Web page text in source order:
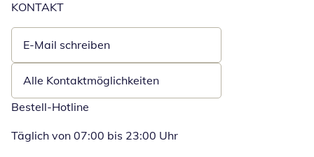
KONTAKT
E-Mail schreiben
Öffnet E-Mail-Client
Alle Kontaktmöglichkeiten
Bestell-Hotline
Täglich von 07:00 bis 23:00 Uhr